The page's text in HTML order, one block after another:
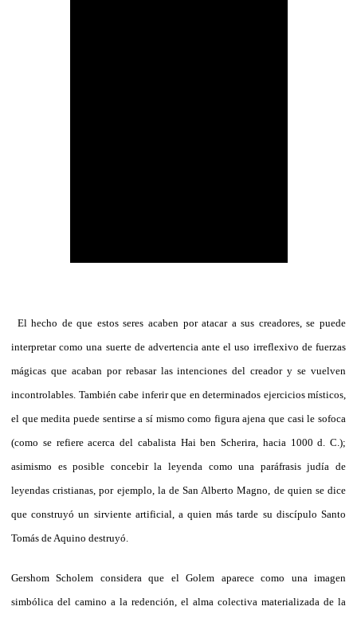
El hecho de que estos seres acaben por atacar a sus creadores, se puede
interpretar como una suerte de advertencia ante el uso irreflexivo de fuerzas
mágicas que acaban por rebasar las intenciones del creador y se vuelven
incontrolables. También cabe inferir que en determinados ejercicios místicos,
el que medita puede sentirse a sí mismo como figura ajena que casi le sofoca
(como se refiere acerca del cabalista Hai ben Scherira, hacia 1000 d. C.);
asimismo es posible concebir la leyenda como una paráfrasis judía de
leyendas cristianas, por ejemplo, la de San Alberto Magno, de quien se dice
que construyó un sirviente artificial, a quien más tarde su discípulo Santo
Tomás de Aquino destruyó.
Gershom Scholem considera que el Golem aparece como una imagen
simbólica del camino a la redención, el alma colectiva materializada de la